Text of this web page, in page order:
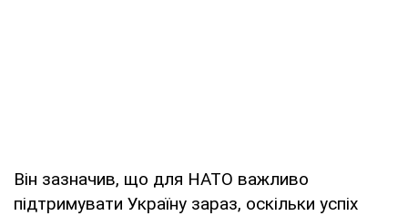
Він зазначив, що для НАТО важливо
підтримувати Україну зараз, оскільки успіх